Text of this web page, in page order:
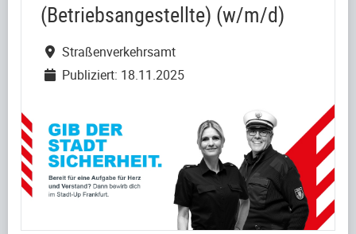
(Betriebsangestellte) (w/m/d)
Straßenverkehrsamt
Publiziert: 18.11.2025